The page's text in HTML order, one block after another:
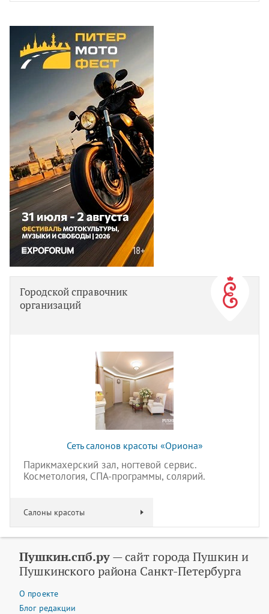
Городской справочник
организаций
Сеть салонов красоты «Ориона»
Парикмахерский зал, ногтевой сервис.
Косметология, СПА-программы, солярий.
Салоны красоты
Пушкин.спб.ру— сайт города Пушкин и
Пушкинского района Санкт-Петербурга
О проекте
Блог редакции